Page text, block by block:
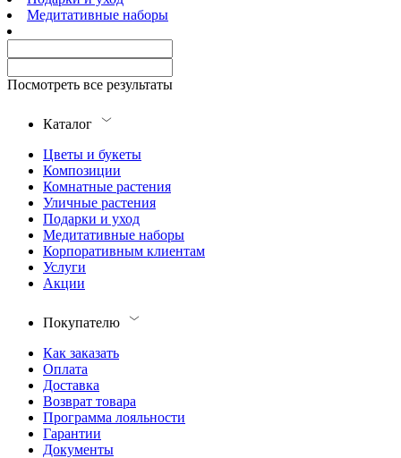
Медитативные наборы
Посмотреть все результаты
Каталог
Цветы и букеты
Композиции
Комнатные растения
Уличные растения
Подарки и уход
Медитативные наборы
Корпоративным клиентам
Услуги
Акции
Покупателю
Как заказать
Оплата
Доставка
Возврат товара
Программа лояльности
Гарантии
Документы